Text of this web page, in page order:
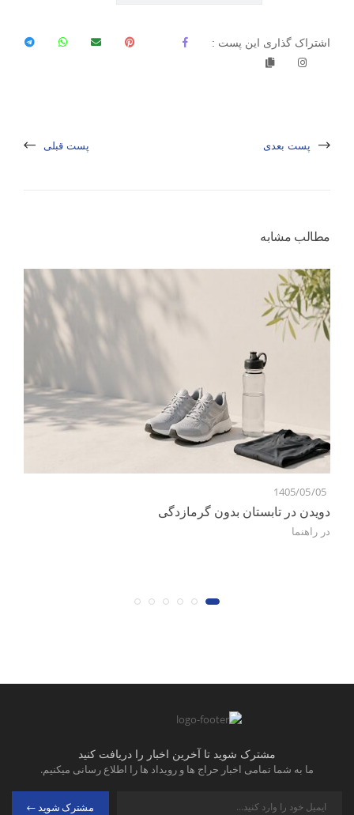
اشتراک گذاری این پست :
پست قبلی پست بعدی
مطالب مشابه
1405/05/05
دویدن در تابستان بدون گرمازدگی
در راهنما
مشترک شوید تا آخرین اخبار را دریافت کنید
ما به شما تمامی اخبار حراج ها و رویداد ها را اطلاع رسانی میکنیم.
مشترک شوید